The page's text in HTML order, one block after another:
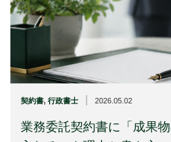
契約書, 行政書士 2026.05.02
業務委託契約書に「成果